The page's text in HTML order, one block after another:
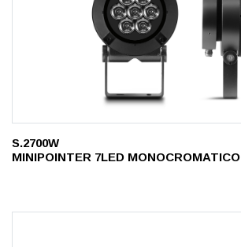
S.2700W
MINIPOINTER 7LED MONOCROMATICO